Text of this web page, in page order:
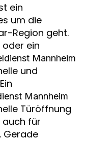
ein
um die
Region geht.
ein
Mannheim
und
Mannheim
Türöffnung
für
Gerade